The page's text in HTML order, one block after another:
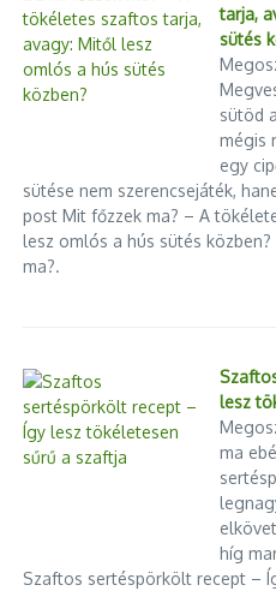
tarja,
sütés
sütöd
mégis
egy
sütése nem szerencsejáték,
post Mit főzzek ma? – A
lesz omlós a hús sütés
ma?.
lesz
ma
híg
Szaftos sertéspörkölt recept –